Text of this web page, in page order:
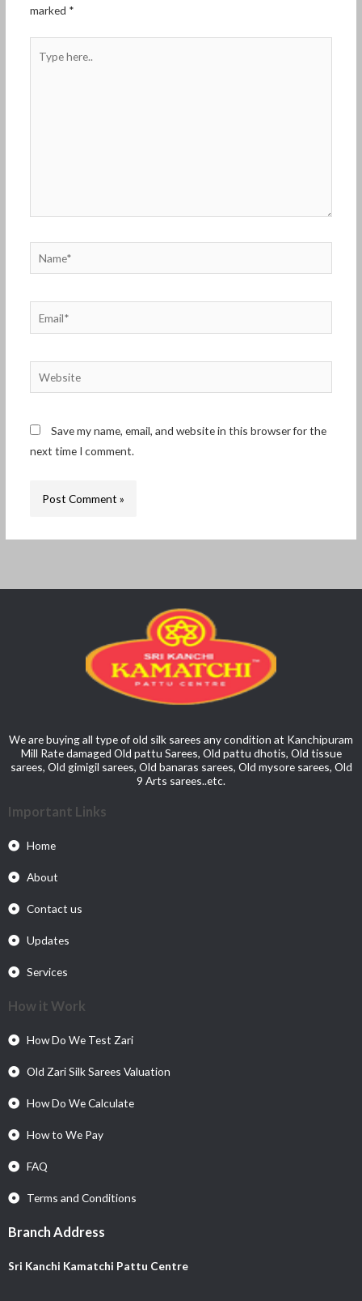
marked *
here..
Name*
Website
Save my name, email, and website in this browser for the
next time I comment.
We are buying all type of old silk sarees any condition at Kanchipuram
Mill Rate damaged Old pattu Sarees, Old pattu dhotis, Old tissue
sarees, Old gimigil sarees, Old banaras sarees, Old mysore sarees, Old
9 Arts sarees..etc.
Important Links
Home
About
Contact us
Updates
Services
How it Work
How Do We Test Zari
Old Zari Silk Sarees Valuation
How Do We Calculate
How to We Pay
FAQ
Terms and Conditions
Branch Address
Sri Kanchi Kamatchi Pattu Centre